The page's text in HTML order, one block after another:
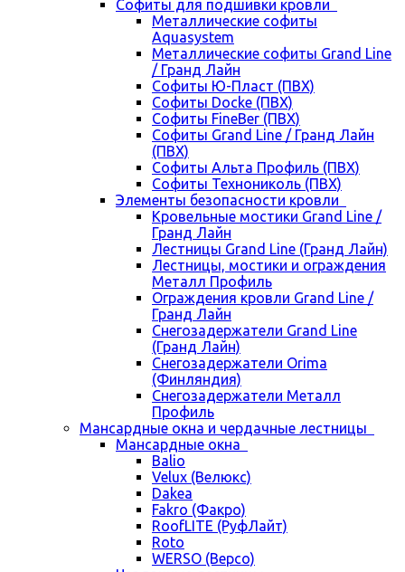
Cофиты для подшивки кровли
Металлические софиты
Aquasystem
Металлические софиты Grand Line
/ Гранд Лайн
Софиты Ю-Пласт (ПВХ)
Софиты Docke (ПВХ)
Софиты FineBer (ПВХ)
Софиты Grand Line / Гранд Лайн
(ПВХ)
Софиты Альта Профиль (ПВХ)
Софиты Технониколь (ПВХ)
Элементы безопасности кровли
Кровельные мостики Grand Line /
Гранд Лайн
Лестницы Grand Line (Гранд Лайн)
Лестницы, мостики и ограждения
Металл Профиль
Ограждения кровли Grand Line /
Гранд Лайн
Снегозадержатели Grand Line
(Гранд Лайн)
Снегозадержатели Orima
(Финляндия)
Снегозадержатели Металл
Профиль
Мансардные окна и чердачные лестницы
Мансардные окна
Balio
Velux (Велюкс)
Dakea
Fakro (Факро)
RoofLITE (РуфЛайт)
Roto
WERSO (Версо)